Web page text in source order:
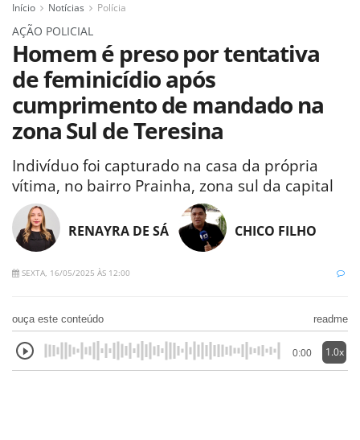
Início Notícias Polícia
AÇÃO POLICIAL
Homem é preso por tentativa
de feminicídio após
cumprimento de mandado na
zona Sul de Teresina
Indivíduo foi capturado na casa da própria
vítima, no bairro Prainha, zona sul da capital
RENAYRA DE SÁ CHICO FILHO
SEXTA, 16/05/2025 ÀS 12:00
ouça este conteúdo readme
0:00 1.0x